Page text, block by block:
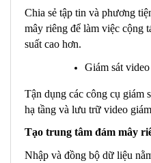
Chia sẻ tập tin và phương
mây riêng để làm việc cộng
suất cao hơn.
Giám sát
Tận dụng các công cụ giám
hạ tầng và lưu trữ video
Tạo trung tâm đám mây
Nhập và đồng bộ dữ liệu